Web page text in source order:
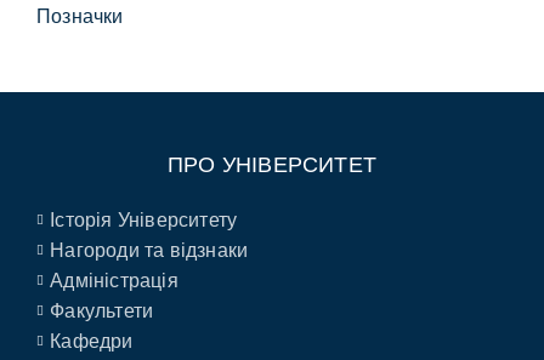
Позначки
ПРО УНІВЕРСИТЕТ
Історія Університету
Нагороди та відзнаки
Адміністрація
Факультети
Кафедри